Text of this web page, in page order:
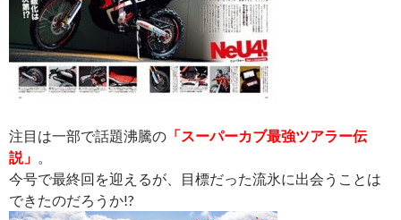
注目は一部で話題沸騰の 「スーパーカブ最強ツアラー伝
説」 。
今号で最終回を迎えるが、目標だった流氷に出会うことは
できたのだろうか!?